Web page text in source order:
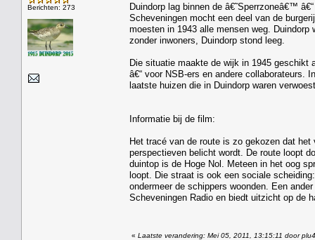
Berichten: 273
Duindorp lag binnen de â€˜Sperrzoneâ€™
Scheveningen mocht een deel van de
moesten in 1943 alle mensen weg.
zonder inwoners, Duindorp stond leeg.
Die situatie maakte de wijk in 1945 geschikt
â€“ voor NSB-ers en andere collaborateurs.
laatste huizen die in Duindorp waren
Informatie bij de film:
Het tracé van de route is zo gekozen dat
perspectieven belicht wordt. De route loopt
duintop is de Hoge Nol. Meteen in het oog
loopt. Die straat is ook een sociale
ondermeer de schippers woonden. Een
Scheveningen Radio en biedt uitzicht op de
« Laatste verandering: Mei 05, 2011, 13:15:11 door plu4